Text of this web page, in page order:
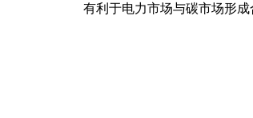
有利于电力市场与碳市场形成